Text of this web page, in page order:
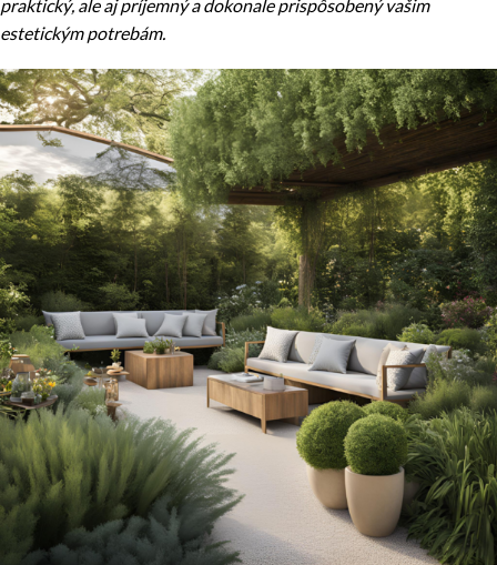
praktický, ale aj príjemný a dokonale prispôsobený vašim
estetickým potrebám.